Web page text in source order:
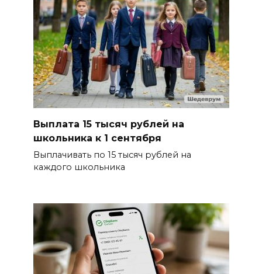
Выплата 15 тысяч рублей на
школьника к 1 сентября
Выплачивать по 15 тысяч рублей на
каждого школьника